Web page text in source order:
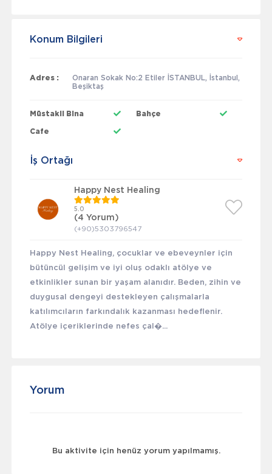
Konum Bilgileri
Adres :
Onaran Sokak No:2 Etiler İSTANBUL, İstanbul,
Beşiktaş
Müstakil Bina Bahçe
Cafe
İş Ortağı
Happy Nest Healing
5.0
(4 Yorum)
(+90)5303796547
Happy Nest Healing, çocuklar ve ebeveynler için
bütüncül gelişim ve iyi oluş odaklı atölye ve
etkinlikler sunan bir yaşam alanıdır. Beden, zihin ve
duygusal dengeyi destekleyen çalışmalarla
katılımcıların farkındalık kazanması hedeflenir.
Atölye içeriklerinde nefes çal�...
Yorum
Bu aktivite için henüz yorum yapılmamış.